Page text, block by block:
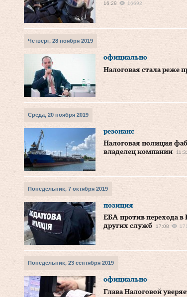
16:29 16692
Четверг, 28 ноября 2019
официально
Налоговая стала реже
Среда, 20 ноября 2019
резонанс
Налоговая полиция
владелец компании
Понедельник, 7 октября 2019
позиция
ЕБА против перехода
других служб
17:08
Понедельник, 23 сентября 2019
официально
Глава Налоговой